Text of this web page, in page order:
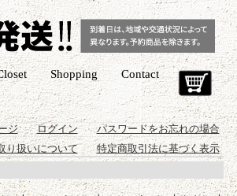
Cart
Contact
Shopping
ジ ログイン
パスワードをお忘れの場合
り扱いについて
特定商取引法に基づく表示